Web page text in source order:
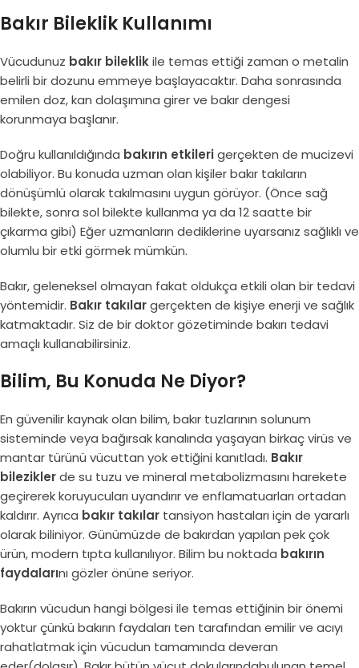
Bakır Bileklik Kullanımı
Vücudunuz bakır bileklikile temas ettiği zaman o metalin
belirli bir dozunu emmeye başlayacaktır. Daha sonrasında
emilen doz, kan dolaşımına girer ve bakır dengesi
korunmaya başlanır.
Doğru kullanıldığında bakırın etkilerigerçekten de mucizevi
olabiliyor. Bu konuda uzman olan kişiler bakır takıların
dönüşümlü olarak takılmasını uygun görüyor. (Önce sağ
bilekte, sonra sol bilekte kullanma ya da 12 saatte bir
çıkarma gibi) Eğer uzmanların dediklerine uyarsanız sağlıklı ve
olumlu bir etki görmek mümkün.
Bakır, geleneksel olmayan fakat oldukça etkili olan bir tedavi
yöntemidir. Bakır takılargerçekten de kişiye enerji ve sağlık
katmaktadır. Siz de bir doktor gözetiminde bakırı tedavi
amaçlı kullanabilirsiniz.
Bilim, Bu Konuda Ne Diyor?
En güvenilir kaynak olan bilim, bakır tuzlarının solunum
sisteminde veya bağırsak kanalında yaşayan birkaç virüs ve
mantar türünü vücuttan yok ettiğini kanıtladı. Bakır
bileziklerde su tuzu ve mineral metabolizmasını harekete
geçirerek koruyucuları uyandırır ve enflamatuarları ortadan
kaldırır. Ayrıca bakır takılar tansiyon hastaları için de yararlı
olarak biliniyor. Günümüzde de bakırdan yapılan pek çok
ürün, modern tıpta kullanılıyor. Bilim bu noktada bakırın
faydalarını gözler önüne seriyor.
Bakırın vücudun hangi bölgesi ile temas ettiğinin bir önemi
yoktur çünkü bakırın faydaları ten tarafından emilir ve acıyı
rahatlatmak için vücudun tamamında deveran